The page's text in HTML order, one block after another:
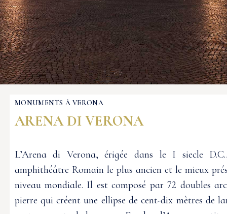
MONUMENTS À VERONA
ARENA DI VERONA
L’Arena di Verona, érigée dans le I siecle
amphithéâtre Romain le plus ancien et le mieux
niveau mondiale. Il est composé par 72 doubles
pierre qui créent une ellipse de cent-dix mètres de